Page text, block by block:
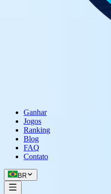
Ganhar
Jogos
Ranking
Blog
FAQ
Contato
BR